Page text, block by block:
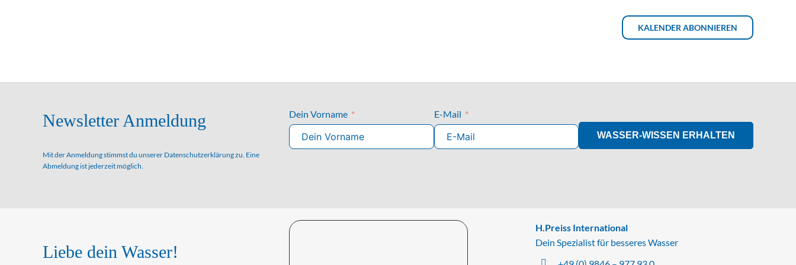
KALENDER ABONNIEREN
Newsletter Anmeldung
Mit der Anmeldung stimmst du unserer Datenschutzerklärungzu. Eine
Abmeldung ist jederzeit möglich.
Dein Vorname E-Mail
WASSER-WISSEN ERHALTEN
Liebe dein Wasser!
H.Preiss International
Dein Spezialist für besseres Wasser